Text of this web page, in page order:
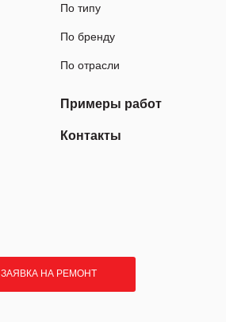
По типу
По бренду
По отрасли
Примеры работ
Контакты
ЗАЯВКА НА РЕМОНТ